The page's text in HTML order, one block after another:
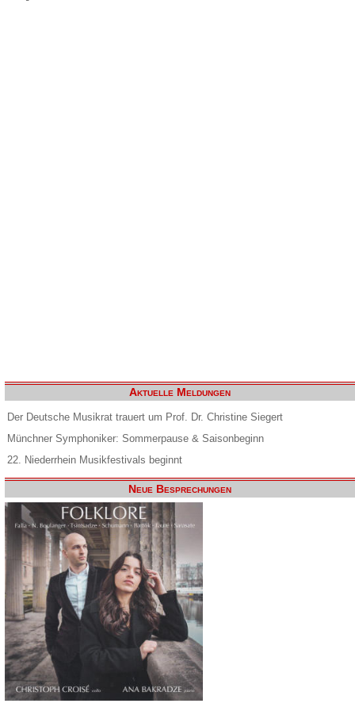
Aktuelle Meldungen
Der Deutsche Musikrat trauert um Prof. Dr. Christine Siegert
Münchner Symphoniker: Sommerpause & Saisonbeginn
22. Niederrhein Musikfestivals beginnt
Neue Besprechungen